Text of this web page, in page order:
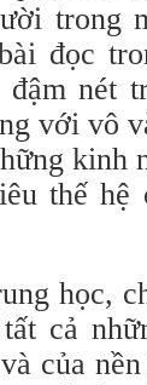
trong
đọc
đậm nét
với vô
kinh
thế
học,
cả
của